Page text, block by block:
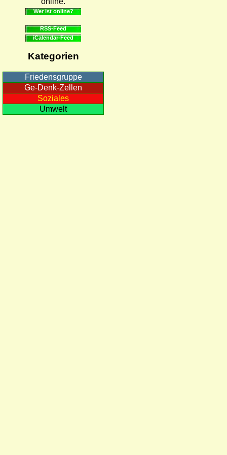
Wer ist online?
RSS-Feed
iCalendar-Feed
Kategorien
Friedensgruppe
Ge-Denk-Zellen
Soziales
Umwelt